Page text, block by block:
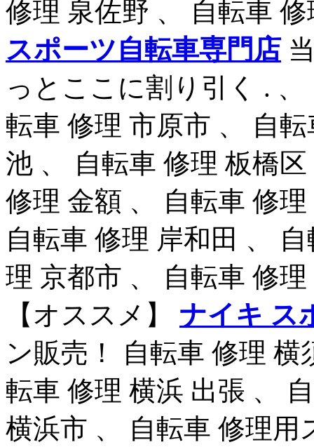
修理 泉佐野 、 自転車
スポーツ自転車専門店
っとここに割り引く .
転車 修理 市原市 、 自
池 、 自転車 修理 板橋
修理 金額 、 自転車 修
自転車 修理 岸和田 、
理 京都市 、 自転車 修
【オススメ】 ナイキ ス
ン販売！ 自転車 修理
転車 修理 横浜 出張 、
横浜市 、 自転車 修理用